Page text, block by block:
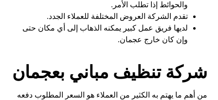
والحوائط إذا تطلب الأمر.
تقدم الشركة العروض المختلفة للعملاء الجدد.
لديها فريق عمل كبير يمكنه الذهاب إلى أي مكان حتى
وإن كان خارج عجمان.
شركة تنظيف مباني بعجمان
من أهم ما يهتم به الكثير من العملاء هو السعر المطلوب دفعه